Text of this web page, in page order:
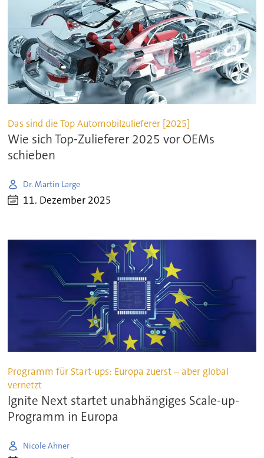
Das sind die Top Automobilzulieferer [2025]
Wie sich Top-Zulieferer 2025 vor OEMs
schieben
Dr. Martin Large
11. Dezember 2025
Programm für Start-ups: Europa zuerst – aber global
vernetzt
Ignite Next startet unabhängiges Scale-up-
Programm in Europa
Nicole Ahner